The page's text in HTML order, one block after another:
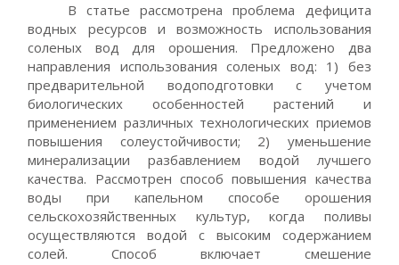
В статье рассмотрена проблема дефицита
водных ресурсов и возможность использования
соленых вод для орошения. Предложено два
направления использования соленых вод: 1) без
предварительной водоподготовки с учетом
биологических особенностей растений и
применением различных технологических приемов
повышения солеустойчивости; 2) уменьшение
минерализации разбавлением водой лучшего
качества. Рассмотрен способ повышения качества
воды при капельном способе орошения
сельскохозяйственных культур, когда поливы
осуществляются водой с высоким содержанием
солей. Способ включает смешение